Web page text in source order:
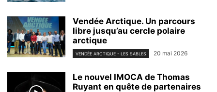
Vendée Arctique. Un parcours
libre jusqu’au cercle polaire
arctique
VENDÉE ARCTIQUE - LES SABLES 20 mai 2026
Le nouvel IMOCA de Thomas
Ruyant en quête de partenaires